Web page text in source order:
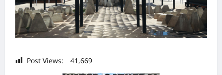
Post Views: 41,669